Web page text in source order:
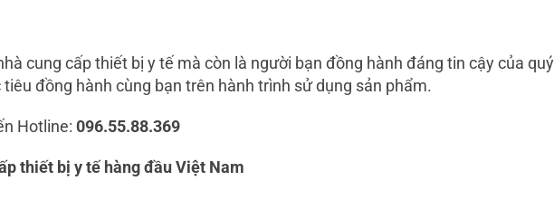
cung cấp thiết bị y tế mà còn là người bạn đồng hành đáng tin cậy của
đồng hành cùng bạn trên hành trình sử dụng sản phẩm.
Hotline: 096.55.88.369
thiết bị y tế hàng đầu Việt Nam